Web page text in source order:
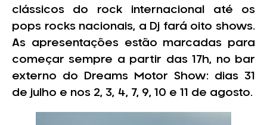
clássicos do rock internacional até os
pops rocks nacionais, a Dj fará oito shows.
As apresentações estão marcadas para
começar sempre a partir das 17h, no bar
externo do Dreams Motor Show: dias 31
de julho e nos 2, 3, 4, 7, 9, 10 e 11 de agosto.